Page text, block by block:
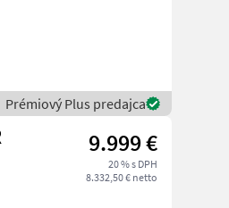
Prémiový Plus predajca
9.999 €
20 % s DPH
8.332,50 € netto